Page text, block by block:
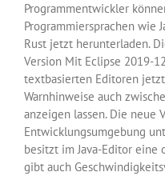
Programmentwickler
Programmiersprachen wie
Rust jetzt herunterladen.
Version Mit Eclipse 2019-
textbasierten Editoren
Warnhinweise auch
anzeigen lassen. Die neue
Entwicklungsumgebung
besitzt im Java-Editor eine
gibt auch